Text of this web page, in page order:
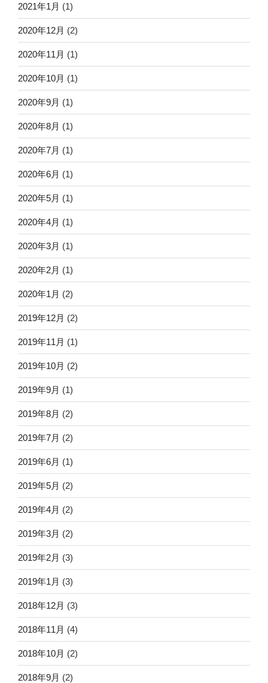
2021年1月 (1)
2020年12月 (2)
2020年11月 (1)
2020年10月 (1)
2020年9月 (1)
2020年8月 (1)
2020年7月 (1)
2020年6月 (1)
2020年5月 (1)
2020年4月 (1)
2020年3月 (1)
2020年2月 (1)
2020年1月 (2)
2019年12月 (2)
2019年11月 (1)
2019年10月 (2)
2019年9月 (1)
2019年8月 (2)
2019年7月 (2)
2019年6月 (1)
2019年5月 (2)
2019年4月 (2)
2019年3月 (2)
2019年2月 (3)
2019年1月 (3)
2018年12月 (3)
2018年11月 (4)
2018年10月 (2)
2018年9月 (2)